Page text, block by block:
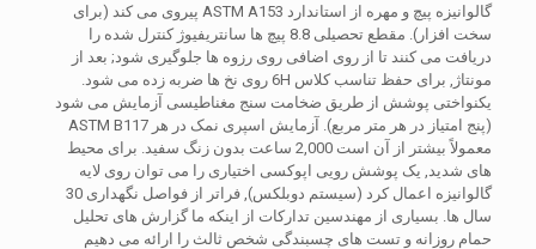
گالوانیزه پیچ و مهره از استاندارد ASTM A153 پیروی می کند (برای
سخت افزار). مقطع تحصیلی 8.8 پیچ ها سانتریفیوژ کنترل شده را
دریافت می کنند تا از روی اضافی روی رزوه ها جلوگیری شود; بعد از
مونتاژ, برای حفظ تناسب کلاس 6H روی نخ ها ضربه زده می شود.
یکنواختی پوشش از طریق ضخامت سنج مغناطیسی آزمایش می شود
(پنج امتیاز در هر متر مربع). آزمایش اسپری نمک در هر ASTM B117
معمولاً بیشتر از آن است 2,000 ساعت بدون زنگ سفید. برای محیط
های شدید, یک پوشش رویی اپوکسی اختیاری را می توان روی لایه
گالوانیزه اعمال کرد (سیستم دوبلکس), فراتر از فواصل نگهداری 30
سال ها. بسیاری از مهندسین تدارکات از اینکه ما گزارش های تحلیل
حمام روزانه و تست های چسبندگی شخص ثالث را ارائه می دهیم